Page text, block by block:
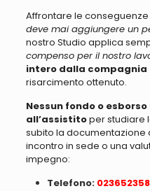
Affrontare le
deve mai aggiungere un
nostro Studio applica
compenso per il nostro
intero dalla
risarcimento ottenuto.
Nessun fondo o
all’assistitoper studiare
subito la documentazione
incontro in sede o una
impegno:
Telefono: